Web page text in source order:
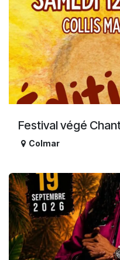
Festival végé
Colmar